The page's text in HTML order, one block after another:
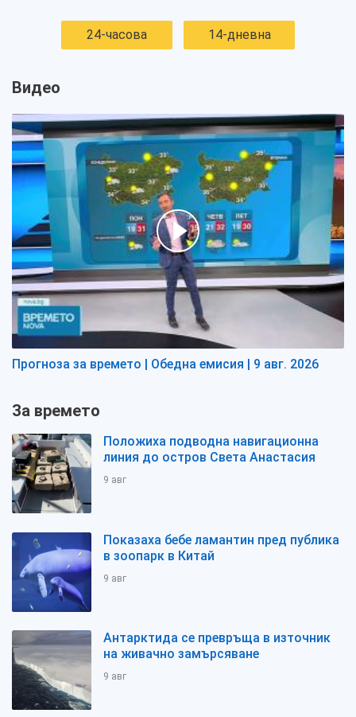
24-часова 14-дневна
Видео
Прогноза за времето | Обедна емисия | 9 авг. 2026
За времето
Положиха подводна навигационна
линия до остров Света Анастасия
9 авг
Показаха бебе ламантин пред публика
в зоопарк в Китай
9 авг
Антарктида се превръща в източник
на живачно замърсяване
9 авг